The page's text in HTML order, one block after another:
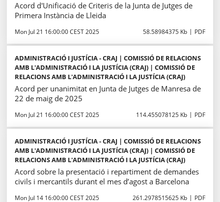
Acord d'Unificació de Criteris de la Junta de Jutges de
Primera Instància de Lleida
Mon Jul 21 16:00:00 CEST 2025 58.58984375 Kb PDF
ADMINISTRACIÓ I JUSTÍCIA - CRAJ | COMISSIÓ DE RELACIONS
AMB L'ADMINISTRACIÓ I LA JUSTÍCIA (CRAJ) | COMISSIÓ DE
RELACIONS AMB L'ADMINISTRACIÓ I LA JUSTÍCIA (CRAJ)
Acord per unanimitat en Junta de Jutges de Manresa de
22 de maig de 2025
Mon Jul 21 16:00:00 CEST 2025 114.455078125 Kb PDF
ADMINISTRACIÓ I JUSTÍCIA - CRAJ | COMISSIÓ DE RELACIONS
AMB L'ADMINISTRACIÓ I LA JUSTÍCIA (CRAJ) | COMISSIÓ DE
RELACIONS AMB L'ADMINISTRACIÓ I LA JUSTÍCIA (CRAJ)
Acord sobre la presentació i repartiment de demandes
civils i mercantils durant el mes d’agost a Barcelona
Mon Jul 14 16:00:00 CEST 2025 261.2978515625 Kb PDF